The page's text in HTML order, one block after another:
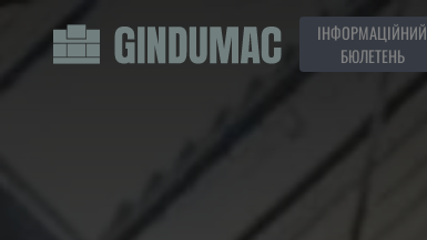
ІНФОРМАЦІЙНИЙ
БЮЛЕТЕНЬ